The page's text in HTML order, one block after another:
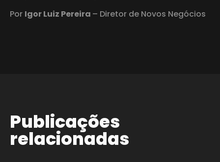
Por Igor Luiz Pereira – Diretor de Novos Negócios
Publicações
relacionadas